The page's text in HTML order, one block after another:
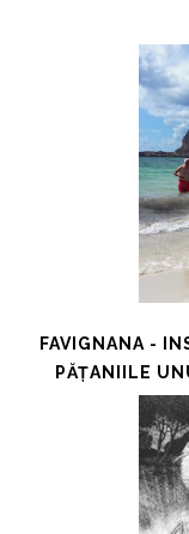
FAVIGNANA -
PĂȚANIILE